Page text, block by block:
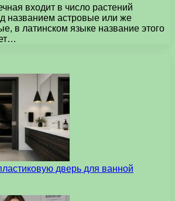
входит в число растений
названием астровые или же
в латинском языке название этого
дверь для ванной